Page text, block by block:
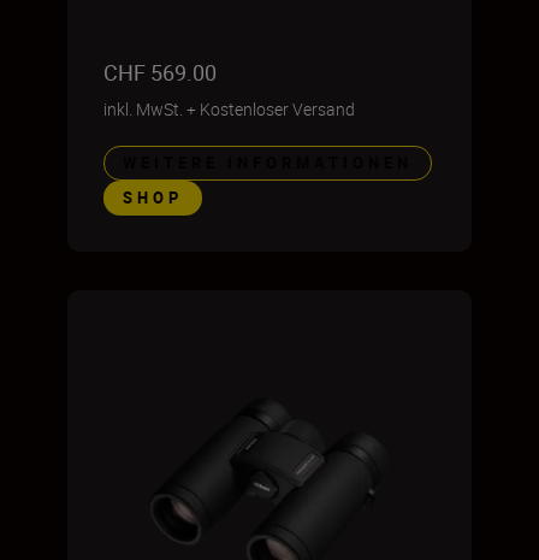
CHF 569.00
inkl. MwSt. + Kostenloser Versand
SHOP